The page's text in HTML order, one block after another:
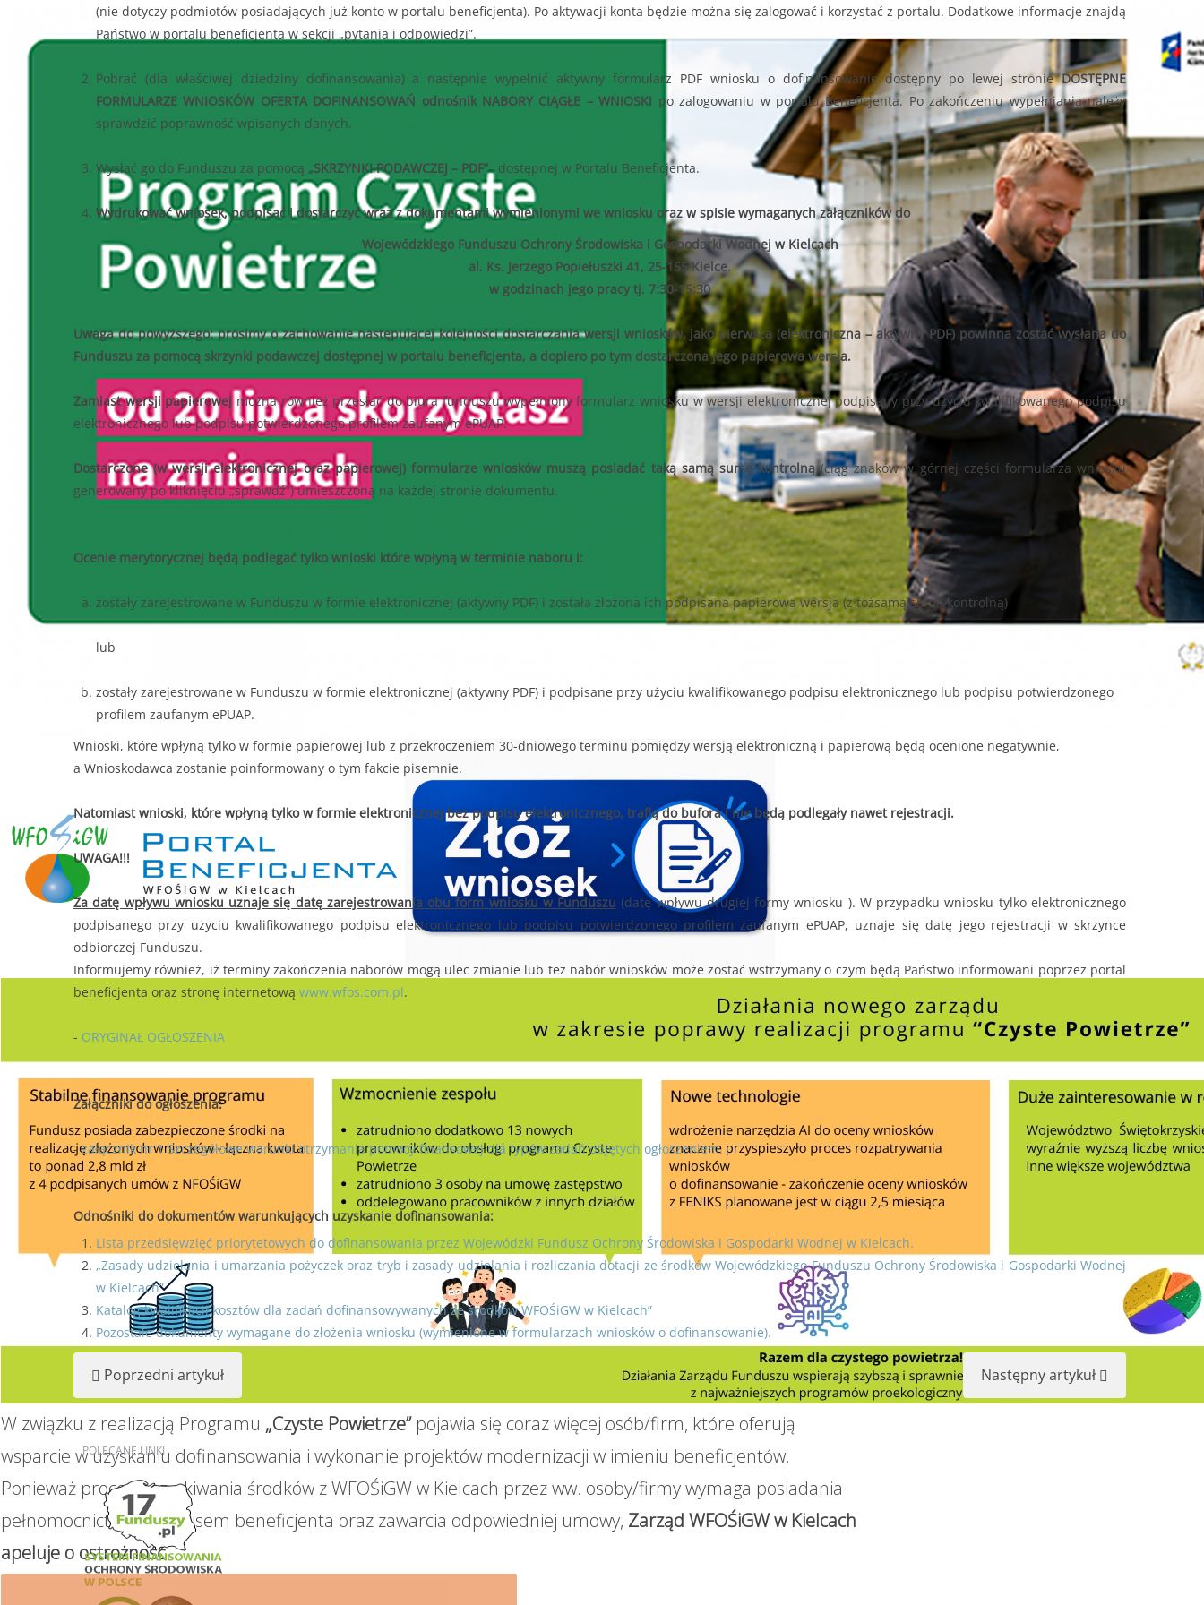
W związku z realizacją Programu „Czyste Powietrze”pojawia się coraz więcej osób/firm, które oferują
wsparcie w uzyskaniu dofinansowania i wykonanie projektów modernizacji w imieniu beneficjentów.
Ponieważ proces pozyskiwania środków z WFOŚiGW w Kielcach przez ww. osoby/firmy wymaga posiadania
pełnomocnictwa z podpisem beneficjenta oraz zawarcia odpowiedniej umowy, Zarząd WFOŚiGW w Kielcach
apeluje o ostrożność.
(nie dotyczy podmiotów posiadających już konto w portalu beneficjenta). Po aktywacji konta będzie można się zalogować i korzystać z portalu. Dodatkowe informacje znajdą
Państwo w portalu beneficjenta w sekcji „pytania i odpowiedzi”.
Pobrać (dla właściwej dziedziny dofinansowania) a następnie wypełnić aktywny formularz PDF wniosku o dofinansowanie dostępny po lewej stronieDOSTĘPNE
FORMULARZE WNIOSKÓW OFERTA DOFINANSOWAŃ odnośnik NABORY CIĄGŁE – WNIOSKI po zalogowaniu w portalu Beneficjenta. Po zakończeniu wypełniania należy
sprawdzić poprawność wpisanych danych.
Wysłać go do Funduszu za pomocą „SKRZYNKI PODAWCZEJ – PDF”– dostępnej w Portalu Beneficjenta.
Wydrukować wniosek, podpisać i dostarczyć wraz z dokumentami wymienionymi we wniosku oraz w spisie wymaganych załączników do
Wojewódzkiego Funduszu Ochrony Środowiska i Gospodarki Wodnej w Kielcach
al. Ks. Jerzego Popiełuszki 41, 25-155 Kielce.
w godzinach jego pracy tj. 7:30-15:30
Uwaga do powyższego: prosimy o zachowanie następującej kolejności dostarczania wersji wniosków, jako pierwsza (elektroniczna – aktywny PDF) powinna zostać wysłana do
Funduszu za pomocą skrzynki podawczej dostępnej w portalu beneficjenta, a dopiero po tym dostarczona jego papierowa wersja.
Zamiast wersji papierowej można również przesłać do biura funduszu wypełniony formularz wniosku w wersji elektronicznej podpisany przy użyciu kwalifikowanego podpisu
elektronicznego lub podpisu potwierdzonego profilem zaufanym ePUAP.
Dostarczone (w wersji elektronicznej oraz papierowej) formularze wniosków muszą posiadać taką samą sumę kontrolną(ciąg znaków w górnej części formularza wniosku
generowany po kliknięciu „sprawdź”) umieszczoną na każdej stronie dokumentu.
Ocenie merytorycznej będą podlegać tylko wnioski które wpłyną w terminie naboru i:
zostały zarejestrowane w Funduszu w formie elektronicznej (aktywny PDF) i została złożona ich podpisana papierowa wersja (z tożsamą sumą kontrolną)
lub
zostały zarejestrowane w Funduszu w formie elektronicznej (aktywny PDF) i podpisane przy użyciu kwalifikowanego podpisu elektronicznego lub podpisu potwierdzonego
profilem zaufanym ePUAP.
Wnioski, które wpłyną tylko w formie papierowej lub z przekroczeniem 30-dniowego terminu pomiędzy wersją elektroniczną i papierową będą ocenione negatywnie,
a Wnioskodawca zostanie poinformowany o tym fakcie pisemnie.
Natomiast wnioski, które wpłyną tylko w formie elektronicznej bez podpisu elektronicznego, trafią do buforai nie będą podlegały nawet rejestracji.
UWAGA!!!
Za datę wpływu wniosku uznaje się datę zarejestrowania obu form wniosku w Funduszu (datę wpływu drugiej formy wniosku ). W przypadku wniosku tylko elektronicznego
podpisanego przy użyciu kwalifikowanego podpisu elektronicznego lub podpisu potwierdzonego profilem zaufanym ePUAP, uznaje się datę jego rejestracji w skrzynce
odbiorczej Funduszu.
Informujemy również, iż terminy zakończenia naborów mogą ulec zmianie lub też nabór wniosków może zostać wstrzymany o czym będą Państwo informowani poprzez portal
beneficjenta oraz stronę internetową www.wfos.com.pl.
- ORYGINAŁ OGŁOSZENIA
Załączniki do ogłoszenia:
-załącznik nr 1 Szczegółowe warunki otrzymania pomocy finansowej dla typów zadań objętych ogłoszeniem.
Odnośniki do dokumentów warunkujących uzyskanie dofinansowania:
Lista przedsięwzięć priorytetowych do dofinansowania przez Wojewódzki Fundusz Ochrony Środowiska i Gospodarki Wodnej w Kielcach.
„Zasady udzielania i umarzania pożyczek oraz tryb i zasady udzielania i rozliczania dotacji ze środków Wojewódzkiego Funduszu Ochrony Środowiska i Gospodarki Wodnej
w Kielcach”
Katalog kwalifikacji kosztów dla zadań dofinansowywanych ze środków WFOŚiGW w Kielcach”
Pozostałe dokumenty wymagane do złożenia wniosku (wymienione w formularzach wniosków o dofinansowanie).
Poprzedni artykuł Następny artykuł
POLECANELINKI